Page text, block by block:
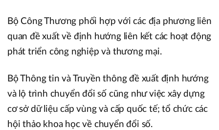
Bộ Công Thương phối hợp với các địa phương liên
quan đề xuất về định hướng liên kết các hoạt động
phát triển công nghiệp và thương mại.
Bộ Thông tin và Truyền thông đề xuất định hướng
và lộ trình chuyển đổi số cũng như việc xây dựng
cơ sở dữ liệu cấp vùng và cấp quốc tế; tổ chức các
hội thảo khoa học về chuyển đổi số.